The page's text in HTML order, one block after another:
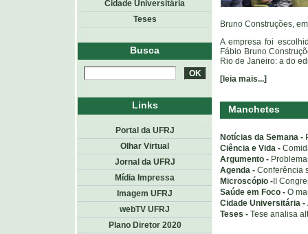
Bruno Construções,
A empresa foi
Fábio Bruno
Rio de Janeiro: a do
[leia mais...]
Manchetes
Notícias da Semana -
Ciência e Vida -
Argumento -
Agenda - Conferência
Microscópio - II
Saúde em Foco - O
Cidade Universitária -
Teses - Tese analisa
Cidade Universitária
Teses
Busca
Links
Portal da UFRJ
Olhar Virtual
Jornal da UFRJ
Mídia Impressa
Imagem UFRJ
webTV UFRJ
Plano Diretor 2020